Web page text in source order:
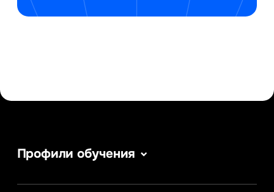
Профили обучения
Сервис в сфере туризма и гостеприимства